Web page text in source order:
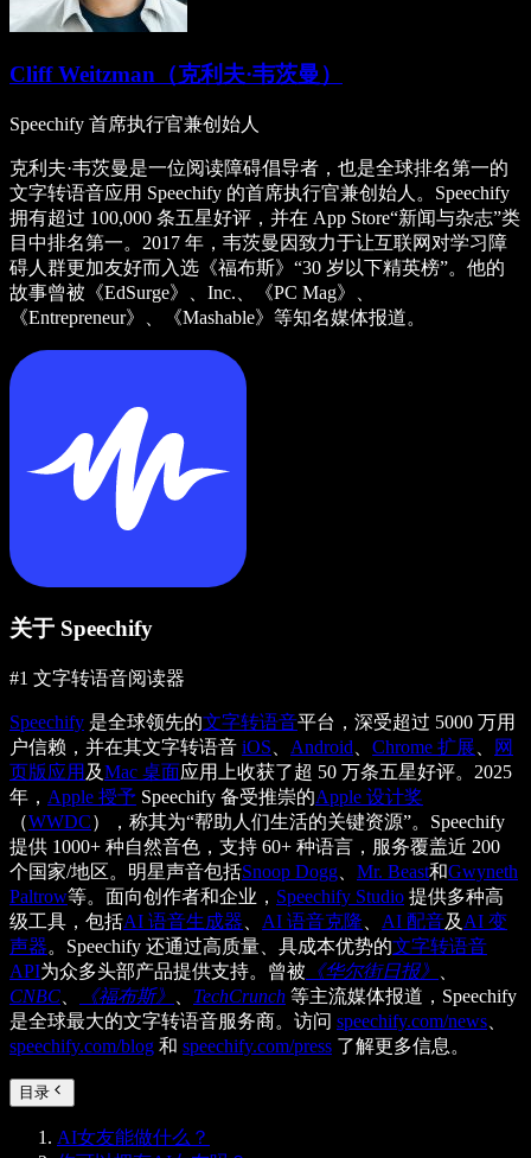
Cliff Weitzman（克利夫·韦茨曼）
Speechify 首席执行官兼创始人
克利夫·韦茨曼是一位阅读障碍倡导者，也是全球排名第一的
文字转语音应用 Speechify 的首席执行官兼创始人。Speechify
拥有超过 100,000 条五星好评，并在 App Store“新闻与杂志”类
目中排名第一。2017 年，韦茨曼因致力于让互联网对学习障
碍人群更加友好而入选《福布斯》“30 岁以下精英榜”。他的
故事曾被《EdSurge》、Inc.、《PC Mag》、
《Entrepreneur》、《Mashable》等知名媒体报道。
关于 Speechify
#1 文字转语音阅读器
Speechify 是全球领先的文字转语音平台，深受超过 5000 万用
户信赖，并在其文字转语音 iOS Android Chrome 扩展
网
页版应用 及Mac 桌面应用上收获了超 50 万条五星好评。2025
年， Apple 授予 Speechify 备受推崇的Apple 设计奖
（WWDC），称其为“帮助人们生活的关键资源”。Speechify
提供 1000+ 种自然音色，支持 60+ 种语言，服务覆盖近 200
个国家/地区。明星声音包括Snoop Dogg Mr. Beast和Gwyneth
Paltrow等。面向创作者和企业， Speechify Studio 提供多种高
级工具，包括AI 语音生成器 AI 语音克隆 AI 配音及 AI 变
声器。Speechify 还通过高质量、具成本优势的文字转语音
API为众多头部产品提供支持。曾被 《华尔街日报》
CNBC
《福布斯》 TechCrunch 等主流媒体报道，Speechify
是全球最大的文字转语音服务商。访问 speechify.com/news
speechify.com/blog 和 speechify.com/press 了解更多信息。
目录
AI女友能做什么？